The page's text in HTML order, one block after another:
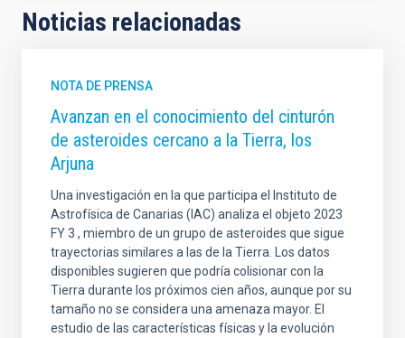
Noticias relacionadas
NOTA DE PRENSA
Avanzan en el conocimiento del cinturón
de asteroides cercano a la Tierra, los
Arjuna
Una investigación en la que participa el Instituto de
Astrofísica de Canarias (IAC) analiza el objeto 2023
FY 3 , miembro de un grupo de asteroides que sigue
trayectorias similares a las de la Tierra. Los datos
disponibles sugieren que podría colisionar con la
Tierra durante los próximos cien años, aunque por su
tamaño no se considera una amenaza mayor. El
estudio de las características físicas y la evolución